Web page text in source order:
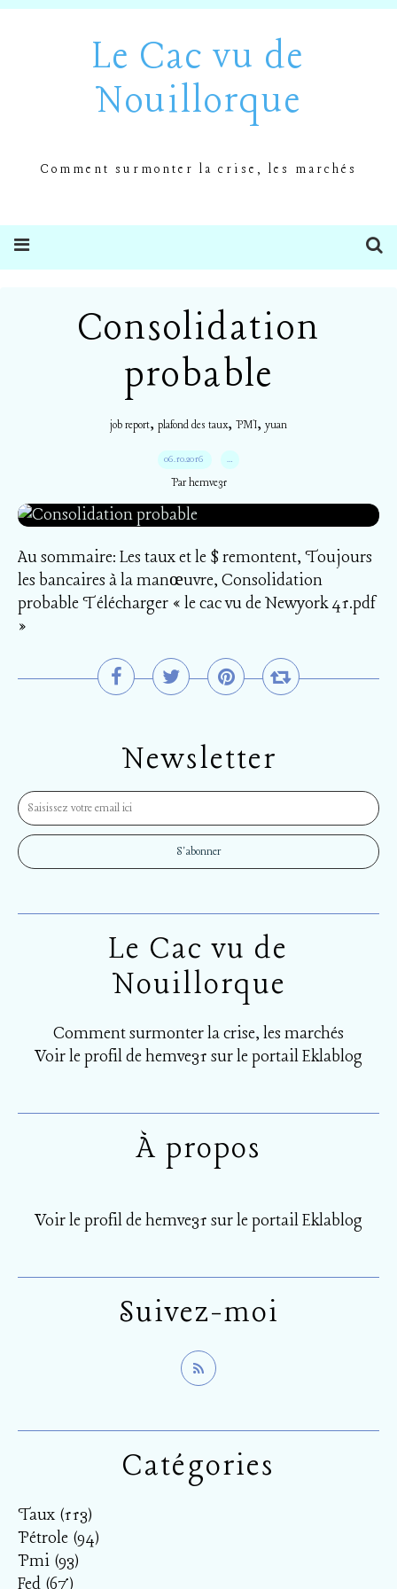
Le Cac vu de
Nouillorque
Comment surmonter la crise, les marchés
Consolidation
probable
job report, plafond des taux, PMI, yuan
06.10.2016 …
Par hemve31
Au sommaire: Les taux et le $ remontent, Toujours
les bancaires à la manœuvre, Consolidation
probable Télécharger « le cac vu de Newyork 41.pdf
»
Newsletter
Catégories
Taux (113)
Pétrole (94)
Pmi (93)
Fed (67)
Le Cac vu de
Nouillorque
Comment surmonter la crise, les marchés
Voir le profil dehemve31 sur le portail Eklablog
Suivez-moi
À propos
Voir le profil dehemve31 sur le portail Eklablog